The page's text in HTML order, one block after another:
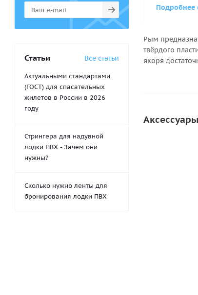
Подробнее
Рым
твёрдого
якоря
Статьи Все статьи
Актуальными стандартами
(ГОСТ) для спасательных
жилетов в России в 2026
году
Стрингера для надувной
лодки ПВХ - Зачем они
нужны?
Сколько нужно ленты для
бронирования лодки ПВХ